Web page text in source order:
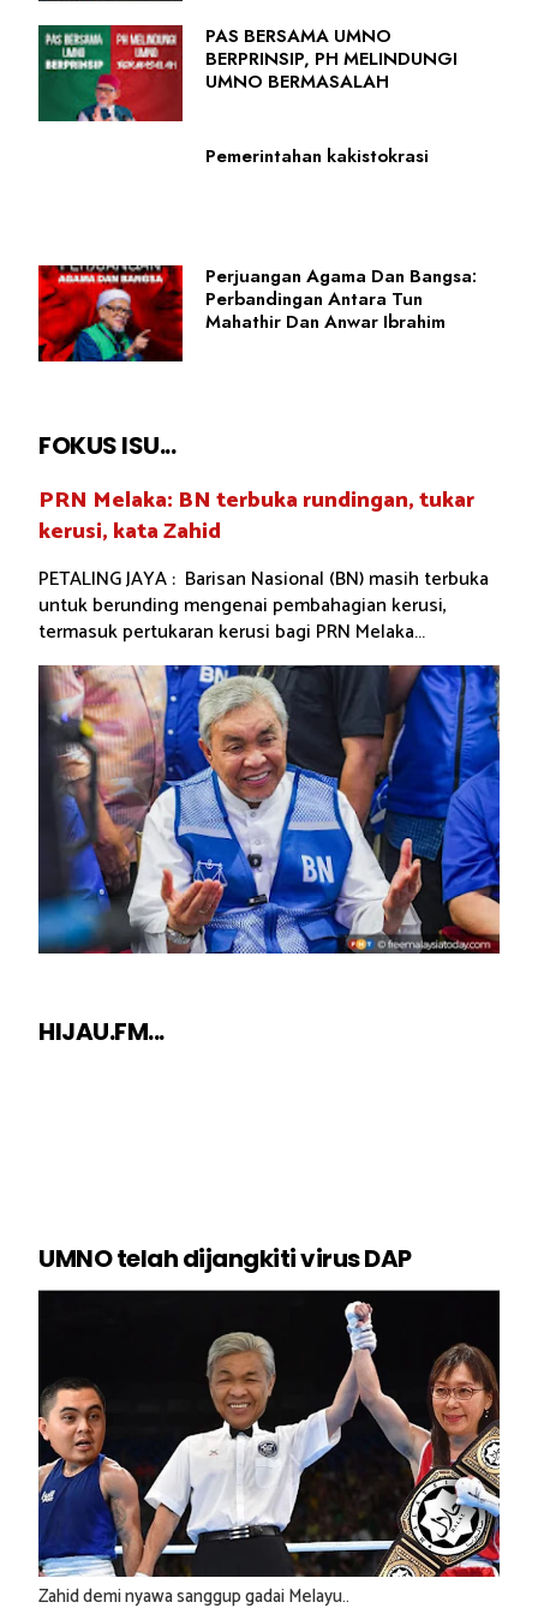
PAS BERSAMA UMNO
BERPRINSIP, PH MELINDUNGI
UMNO BERMASALAH
Pemerintahan kakistokrasi
Perjuangan Agama Dan Bangsa:
Perbandingan Antara Tun
Mahathir Dan Anwar Ibrahim
FOKUS ISU...
PRN Melaka: BN terbuka rundingan, tukar
kerusi, kata Zahid
PETALING JAYA : Barisan Nasional (BN) masih terbuka
untuk berunding mengenai pembahagian kerusi,
termasuk pertukaran kerusi bagi PRN Melaka...
HIJAU.FM...
UMNO telah dijangkiti virus DAP
Zahid demi nyawa sanggup gadai Melayu..